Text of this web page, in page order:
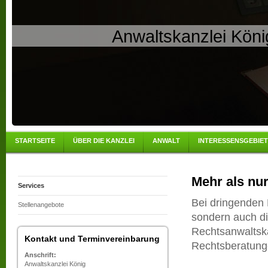
Anwaltskanzlei
STARTSEITE ÜBER DIE KANZLEI ANWALT
Services
Stellenangebote
Kontakt und Terminvereinbarung
Anschrift:
Anwaltskanzlei König
Mehr als
Bei dringenden
sondern auch